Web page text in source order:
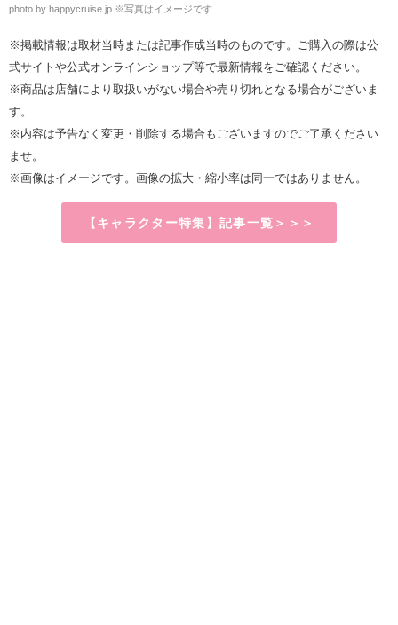
photo by happycruise.jp ※写真はイメージです
※掲載情報は取材当時または記事作成当時のものです。ご購入の際は公
式サイトや公式オンラインショップ等で最新情報をご確認ください。
※商品は店舗により取扱いがない場合や売り切れとなる場合がございま
す。
※内容は予告なく変更・削除する場合もございますのでご了承ください
ませ。
※画像はイメージです。画像の拡大・縮小率は同一ではありません。
【キャラクター特集】記事一覧＞＞＞